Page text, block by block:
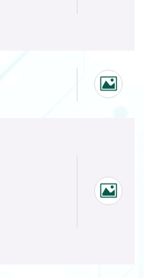
苣
萵
/ 半結球萵苣 /
福山萵苣 / 半結
福